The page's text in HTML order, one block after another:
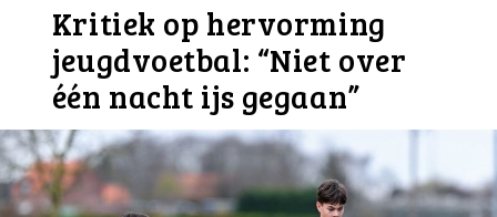
Kritiek op hervorming
jeugdvoetbal: “Niet over
één nacht ijs gegaan”